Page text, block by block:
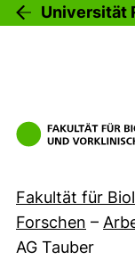
Universität
Fakultät für
Forschen –
AG Tauber